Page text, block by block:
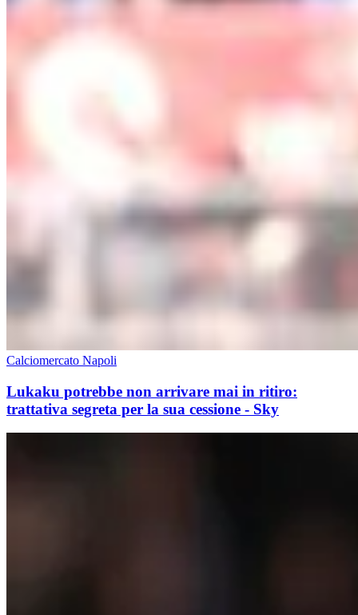
Calciomercato Napoli
Lukaku potrebbe non arrivare mai in ritiro:
trattativa segreta per la sua cessione - Sky